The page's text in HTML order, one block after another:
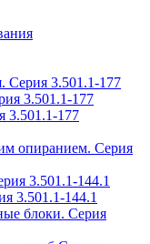
Серия 3.501.1-177
3.501.1-177
3.501.1-177
опиранием. Серия
3.501.1-144.1
3.501.1-144.1
блоки. Серия